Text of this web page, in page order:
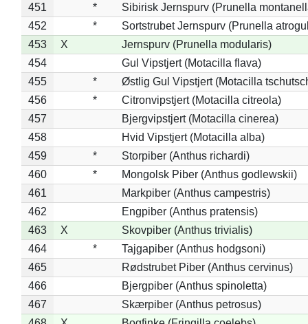
451
*
Sibirisk Jernspurv (Prunella
452
*
Sortstrubet Jernspurv (Prunella
453
X
Jernspurv (Prunella modularis)
454
Gul Vipstjert (Motacilla flava)
455
*
Østlig Gul Vipstjert (Motacilla
456
*
Citronvipstjert (Motacilla citreola)
457
Bjergvipstjert (Motacilla cinerea)
458
Hvid Vipstjert (Motacilla alba)
459
*
Storpiber (Anthus richardi)
460
*
Mongolsk Piber (Anthus godlewskii)
461
Markpiber (Anthus campestris)
462
Engpiber (Anthus pratensis)
463
X
Skovpiber (Anthus trivialis)
464
*
Tajgapiber (Anthus hodgsoni)
465
Rødstrubet Piber (Anthus cervinus)
466
Bjergpiber (Anthus spinoletta)
467
Skærpiber (Anthus petrosus)